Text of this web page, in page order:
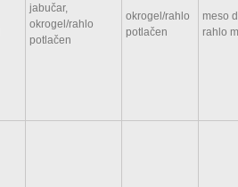
jabučar,
okrogel/rahlo
potlačen
okrogel/rahlo
potlačen
meso
rahlo